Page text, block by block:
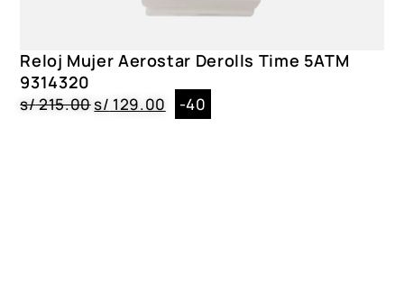
Reloj Mujer Aerostar Derolls Time 5ATM
9314320
s/215.00s/ 129.00 -40